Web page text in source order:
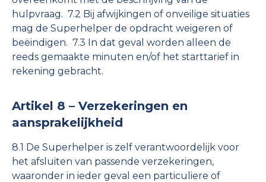
hulpvraag. 7.2 Bij afwijkingen of onveilige situaties
mag de Superhelper de opdracht weigeren of
beëindigen. 7.3 In dat geval worden alleen de
reeds gemaakte minuten en/of het starttarief in
rekening gebracht.
Artikel 8 – Verzekeringen en
aansprakelijkheid
8.1 De Superhelper is zelf verantwoordelijk voor
het afsluiten van passende verzekeringen,
waaronder in ieder geval een particuliere of